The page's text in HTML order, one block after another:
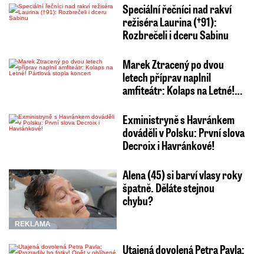
Speciální řečníci nad rakví
režiséra Laurina (†91):
Rozbrečeli i dceru Sabinu
Marek Ztracený po dvou
letech příprav naplnil
amfiteátr: Kolaps na Letné!…
Exministryně s Havránkem
dováděli v Polsku: První slova
Decroix i Havránkové!
REKLAMA
Alena (45) si barví vlasy roky
špatně. Děláte stejnou
chybu?
Utajená dovolená Petra Pavla: